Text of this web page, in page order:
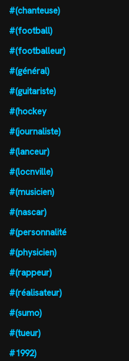
#(chanteuse)
#(football)
#(footballeur)
#(général)
#(guitariste)
#(hockey
#(journaliste)
#(lanceur)
#(locnville)
#(musicien)
#(nascar)
#(personnalité
#(physicien)
#(rappeur)
#(réalisateur)
#(sumo)
#(tueur)
#1992)